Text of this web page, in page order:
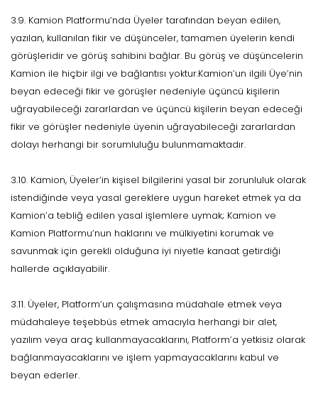
3.9. Kamion Platformu’nda Üyeler tarafından beyan edilen,
yazılan, kullanılan fikir ve düşünceler, tamamen üyelerin kendi
görüşleridir ve görüş sahibini bağlar. Bu görüş ve düşüncelerin
Kamion ile hiçbir ilgi ve bağlantısı yoktur.Kamion’un ilgili Üye’nin
beyan edeceği fikir ve görüşler nedeniyle üçüncü kişilerin
uğrayabileceği zararlardan ve üçüncü kişilerin beyan edeceği
fikir ve görüşler nedeniyle üyenin uğrayabileceği zararlardan
dolayı herhangi bir sorumluluğu bulunmamaktadır.
3.10. Kamion, Üyeler’in kişisel bilgilerini yasal bir zorunluluk olarak
istendiğinde veya yasal gereklere uygun hareket etmek ya da
Kamion’a tebliğ edilen yasal işlemlere uymak; Kamion ve
Kamion Platformu’nun haklarını ve mülkiyetini korumak ve
savunmak için gerekli olduğuna iyi niyetle kanaat getirdiği
hallerde açıklayabilir.
3.11. Üyeler, Platform’un çalışmasına müdahale etmek veya
müdahaleye teşebbüs etmek amacıyla herhangi bir alet,
yazılım veya araç kullanmayacaklarını, Platform’a yetkisiz olarak
bağlanmayacaklarını ve işlem yapmayacaklarını kabul ve
beyan ederler.